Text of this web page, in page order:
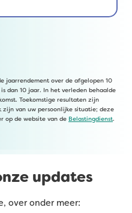
jaarrendement over de afgelopen 10
dan 10 jaar. In het verleden behaalde
Toekomstige resultaten zijn
van uw persoonlijke situatie; deze
op de website van de Belastingdienst.
updates
over onder meer: